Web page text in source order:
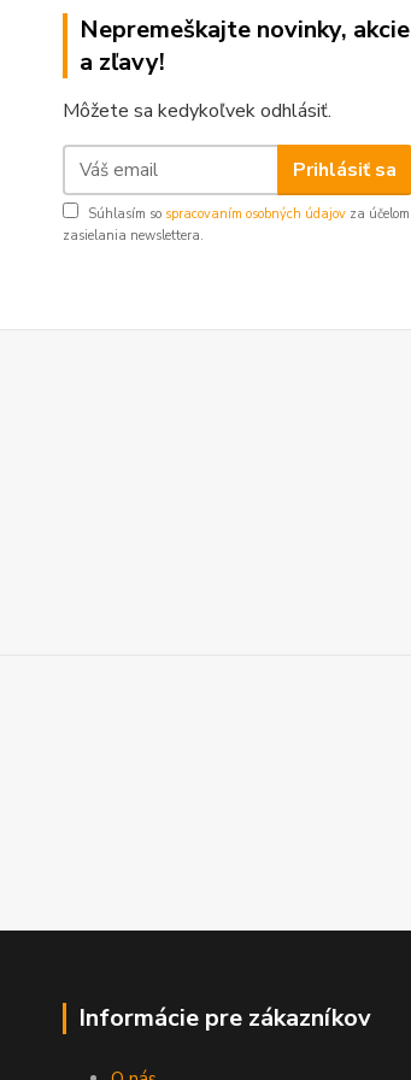
Nepremeškajte novinky, akcie
a zľavy!
Môžete sa kedykoľvek odhlásiť.
Prihlásiť sa
Súhlasím so spracovaním osobných údajov za účelom
zasielania newslettera.
Informácie pre zákazníkov